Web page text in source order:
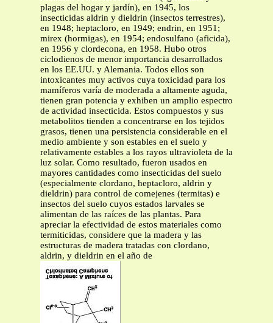
plagas del hogar y jardín), en 1945, los
insecticidas aldrin y dieldrin (insectos terrestres),
en 1948; heptacloro, en 1949; endrin, en 1951;
mirex (hormigas), en 1954; endosulfano (aficida),
en 1956 y clordecona, en 1958. Hubo otros
ciclodienos de menor importancia desarrollados
en los EE.UU. y Alemania. Todos ellos son
intoxicantes muy activos cuya toxicidad para los
mamíferos varía de moderada a altamente aguda,
tienen gran potencia y exhiben un amplio espectro
de actividad insecticida. Estos compuestos y sus
metabolitos tienden a concentrarse en los tejidos
grasos, tienen una persistencia considerable en el
medio ambiente y son estables en el suelo y
relativamente estables a los rayos ultravioleta de la
luz solar. Como resultado, fueron usados en
mayores cantidades como insecticidas del suelo
(especialmente clordano, heptacloro, aldrin y
dieldrin) para control de comejenes (termitas) e
insectos del suelo cuyos estados larvales se
alimentan de las raíces de las plantas. Para
apreciar la efectividad de estos materiales como
termiticidas, considere que la madera y las
estructuras de madera tratadas con clordano,
aldrin, y dieldrin en el año de